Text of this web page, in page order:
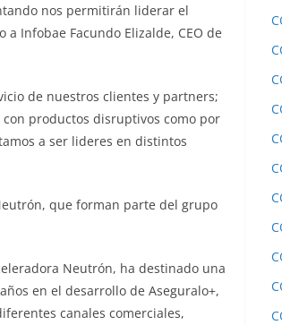
nos permitirán liderar el
Infobae Facundo Elizalde, CEO de
de nuestros clientes y partners;
productos disruptivos como por
a ser lideres en distintos
que forman parte del grupo
Neutrón, ha destinado una
en el desarrollo de Aseguralo+,
canales comerciales,